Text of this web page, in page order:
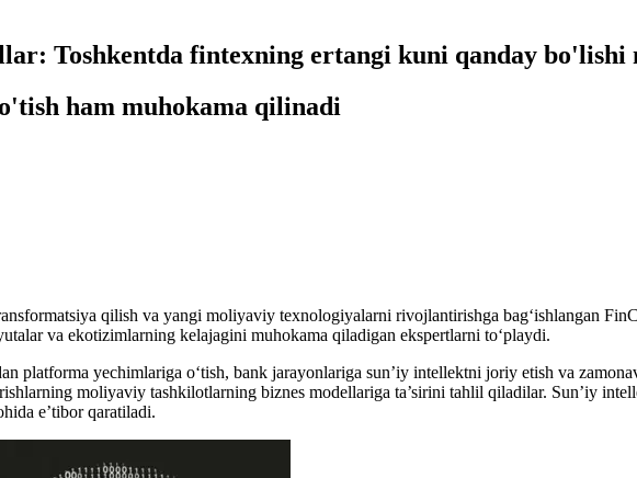
Toshkentda fintexning ertangi kuni qanday
ham muhokama qilinadi
qilish va yangi moliyaviy texnologiyalarni rivojlantirishga bag‘ishlangan
va ekotizimlarning kelajagini muhokama qiladigan ekspertlarni to‘playdi.
platforma yechimlariga o‘tish, bank jarayonlariga sun’iy intellektni joriy etish va
moliyaviy tashkilotlarning biznes modellariga ta’sirini tahlil qiladilar. Sun’iy
e’tibor qaratiladi.